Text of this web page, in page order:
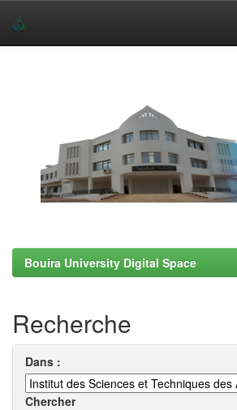
Bouira University Digital Space
Recherche
Dans :
Chercher